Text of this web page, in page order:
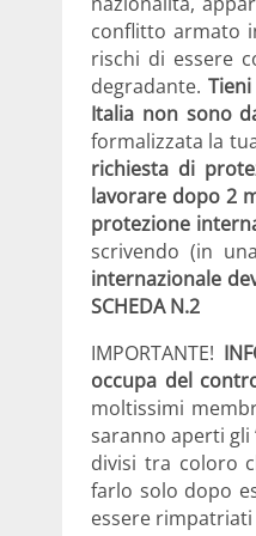
conflitto armato
rischi di essere
degradante.
Italia non sono
formalizzata la
richiesta di
lavorare dopo 2
protezione
scrivendo (in
internazionale
SCHEDA N.2
IMPORTANTE!
occupa del
moltissimi
saranno aperti
divisi tra coloro
farlo solo dopo
essere